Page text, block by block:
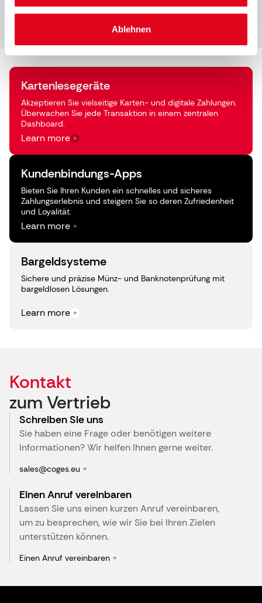
Ablehnen
Kartenlesegeräte
Akzeptieren Sie vielseitige Karten- und digitale Zahlungen.
Überwachen Sie jede Transaktion in einem zentralen
Dashboard.
Learn more
Kundenbindungs-Apps
Bieten Sie Ihren Kunden ein schnelles und sicheres
Zahlungserlebnis und steigern Sie so deren Zufriedenheit
und Loyalität.
Learn more
Bargeldsysteme
Sichere und präzise Münz- und Banknotenprüfung mit
bargeldlosen Lösungen.
Learn more
Kontakt
zum Vertrieb
Schreiben Sie uns
Sie haben eine Frage oder benötigen weitere
Informationen? Wir helfen Ihnen gerne weiter.
sales@coges.eu
Einen Anruf vereinbaren
Lassen Sie uns einen kurzen Anruf vereinbaren,
um zu besprechen, wie wir Sie bei Ihren Zielen
unterstützen können.
Einen Anruf vereinbaren